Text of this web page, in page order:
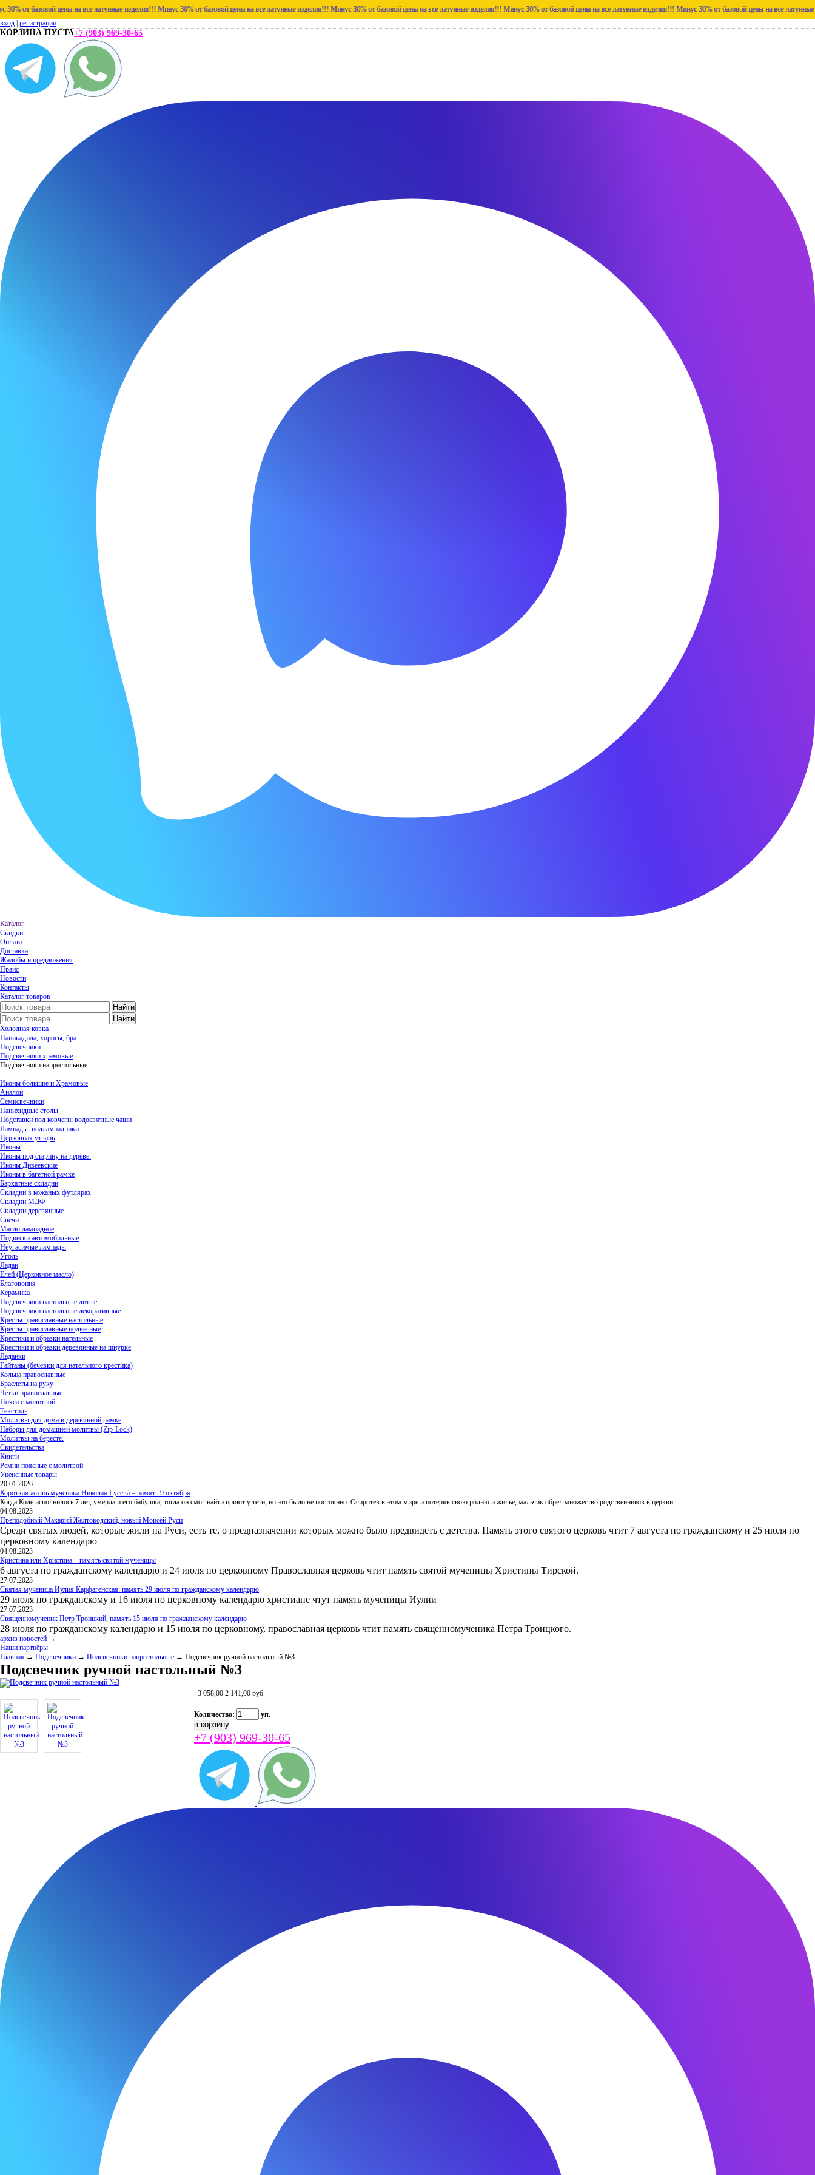
цены на все латунные изделия!!! Минус 30% от базовой цены на все латунные изделия!!! Минус 30% от базовой цены на все латунные изделия!!! Минус 30% от базовой цены на все латунные изделия!!! Минус 30% от базовой цены на все латунные изделия!!!
вход регистрация
КОРЗИНА ПУСТА+7 (903) 969-30-65
Каталог
Скидки
Оплата
Доставка
Жалобы и предложения
Прайс
Новости
Контакты
Каталог товаров
Холодная ковка
Паникадила, хоросы, бра
Подсвечники
Подсвечники храмовые
Подсвечники напрестольные
Иконы большие и Храмовые
Аналои
Семисвечники
Панихидные столы
Подставки под ковчеги, водосвятные чаши
Лампады, подлампадники
Церковная утварь
Иконы
Иконы под старину на дереве.
Иконы Дивеевские
Иконы в багетной рамке
Бархатные складни
Складни в кожаных футлярах
Складни МДФ
Складни деревянные
Свечи
Масло лампадное
Подвески автомобильные
Неугасимые лампады
Уголь
Ладан
Елей (Церковное масло)
Благовония
Керамика
Подсвечники настольные литые
Подсвечники настольные декоративные
Кресты православные настольные
Кресты православные подвесные
Крестики и образки нательные
Крестики и образки деревянные на шнурке
Ладанки
Гайтаны (бечевки для нательного крестика)
Кольца православные
Браслеты на руку
Четки православные
Пояса с молитвой
Текстиль
Молитвы для дома в деревянной рамке
Наборы для домашней молитвы (Zip-Lock)
Молитвы на бересте.
Свидетельства
Книги
Ремни поясные с молитвой
Уцененные товары
20.01.2026
Короткая жизнь мученика Николая Гусева – память 9 октября
Когда Коле исполнилось 7 лет, умерла и его бабушка, тогда он смог найти приют у тети, но это было не постоянно. Осиротев в этом мире и потеряв свою родню и жилье, мальчик обрел множество родственников в церкви
04.08.2023
Преподобный Макарий Желтоводский, новый Моисей Руси
Среди святых людей, которые жили на Руси, есть те, о предназначении которых можно было предвидеть с детства. Память этого святого церковь чтит 7 августа по гражданскому и 25 июля по
церковному календарю
04.08.2023
Кристина или Христина – память святой мученицы
6 августа по гражданскому календарю и 24 июля по церковному Православная церковь чтит память святой мученицы Христины Тирской.
27.07.2023
Святая мученица Иулия Карфагенская: память 29 июля по гражданскому календарю
29 июля по гражданскому и 16 июля по церковному календарю христиане чтут память мученицы Иулии
27.07.2023
Священномученик Петр Троицкий, память 15 июля по гражданскому календарю
28 июля по гражданскому календарю и 15 июля по церковному, православная церковь чтит память священномученика Петра Троицкого.
архив новостей →
Наши партнёры
Главная → Подсвечники → Подсвечники напрестольные → Подсвечник ручной настольный №3
Подсвечник ручной настольный №3
3 058,00 2 141,00 руб
Количество: уп.
+7 (903) 969-30-65